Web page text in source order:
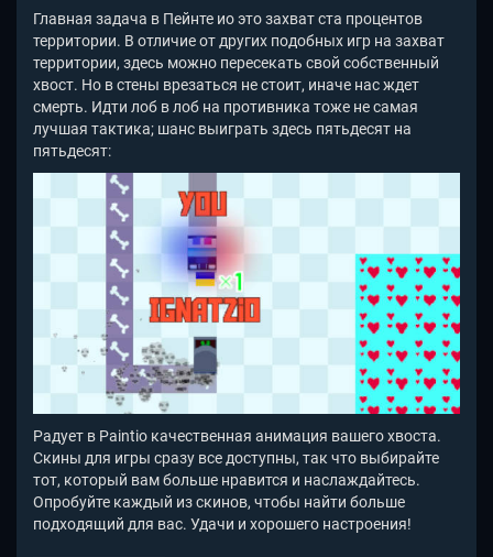
Главная задача в Пейнте ио это захват ста процентов
территории. В отличие от других подобных игр на захват
территории, здесь можно пересекать свой собственный
хвост. Но в стены врезаться не стоит, иначе нас ждет
смерть. Идти лоб в лоб на противника тоже не самая
лучшая тактика; шанс выиграть здесь пятьдесят на
пятьдесят:
Радует в Paintio качественная анимация вашего хвоста.
Скины для игры сразу все доступны, так что выбирайте
тот, который вам больше нравится и наслаждайтесь.
Опробуйте каждый из скинов, чтобы найти больше
подходящий для вас. Удачи и хорошего настроения!